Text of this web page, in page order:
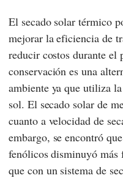
El secado solar térmico
mejorar la eficiencia de
reducir costos durante el
conservación es una
ambiente ya que utiliza
sol. El secado solar de
cuanto a velocidad de
embargo, se encontró
fenólicos disminuyó más
que con un sistema de